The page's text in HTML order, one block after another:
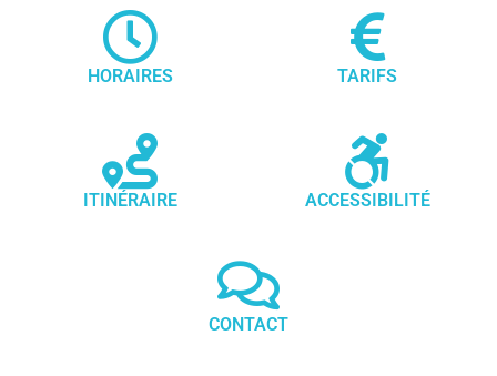
HORAIRES TARIFS
ITINÉRAIRE ACCESSIBILITÉ
CONTACT